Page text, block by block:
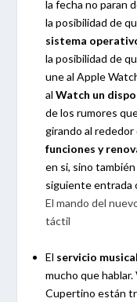
la fecha no paran
la posibilidad de
sistema
la posibilidad de
une al Apple
al Watch un
de los rumores
girando al rededor
funciones y
en si, sino
siguiente entrada
El mando del
táctil
El servicio
mucho que
Cupertino están